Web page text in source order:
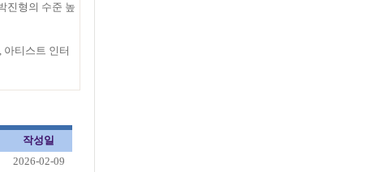
진형의 수준 높
아티스트 인터
작성일
2026-02-09